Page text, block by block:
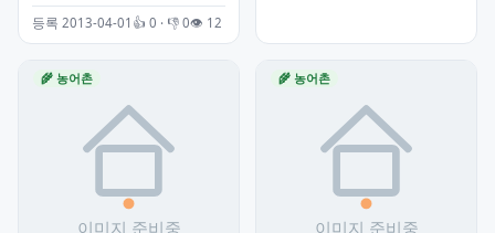
등록 2013-04-01 👍 0 · 👎 0👁 12
🌾 농어촌 🌾 농어촌